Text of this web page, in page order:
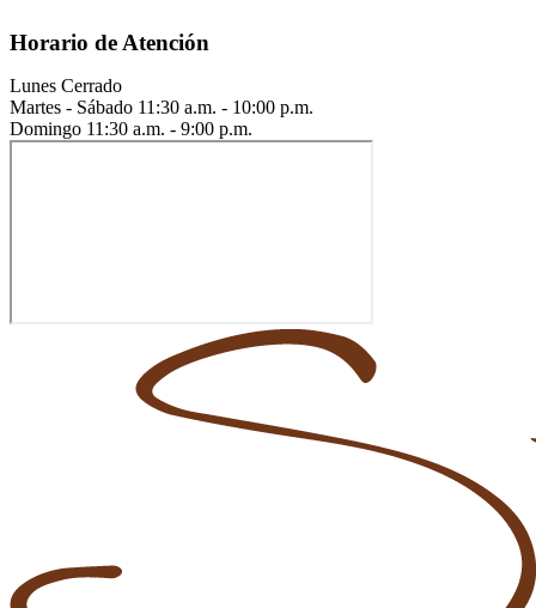
Horario de Atención
Lunes Cerrado
Martes - Sábado 11:30 a.m. - 10:00 p.m.
Domingo 11:30 a.m. - 9:00 p.m.